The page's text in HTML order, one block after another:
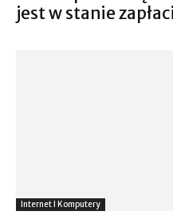
jest w stanie
Internet I Komputery